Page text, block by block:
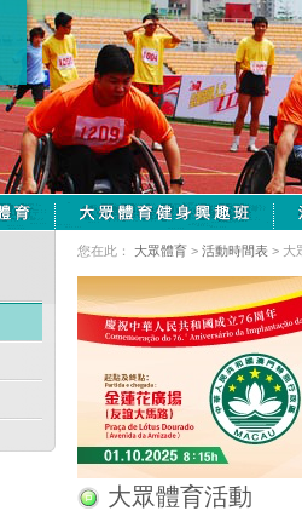
您在此： 大眾體育 > 活動時間表 > 大
大眾體育活動